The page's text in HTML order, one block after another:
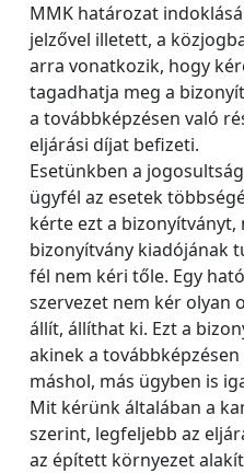
MMK határozat
jelzővel illetett, a
arra vonatkozik, hogy
tagadhatja meg a
a továbbképzésen való
eljárási díjat befizeti.
Esetünkben a
ügyfél az esetek
kérte ezt a bizonyítványt,
bizonyítvány kiadójának
fél nem kéri tőle. Egy
szervezet nem kér olyan
állít, állíthat ki. Ezt a
akinek a
máshol, más ügyben is
Mit kérünk általában a
szerint, legfeljebb az
az épített környezet